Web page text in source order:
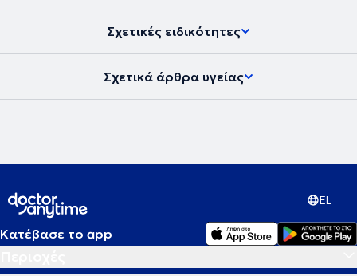
Σχετικές ειδικότητες
Σχετικά άρθρα υγείας
EL
Κατέβασε το app